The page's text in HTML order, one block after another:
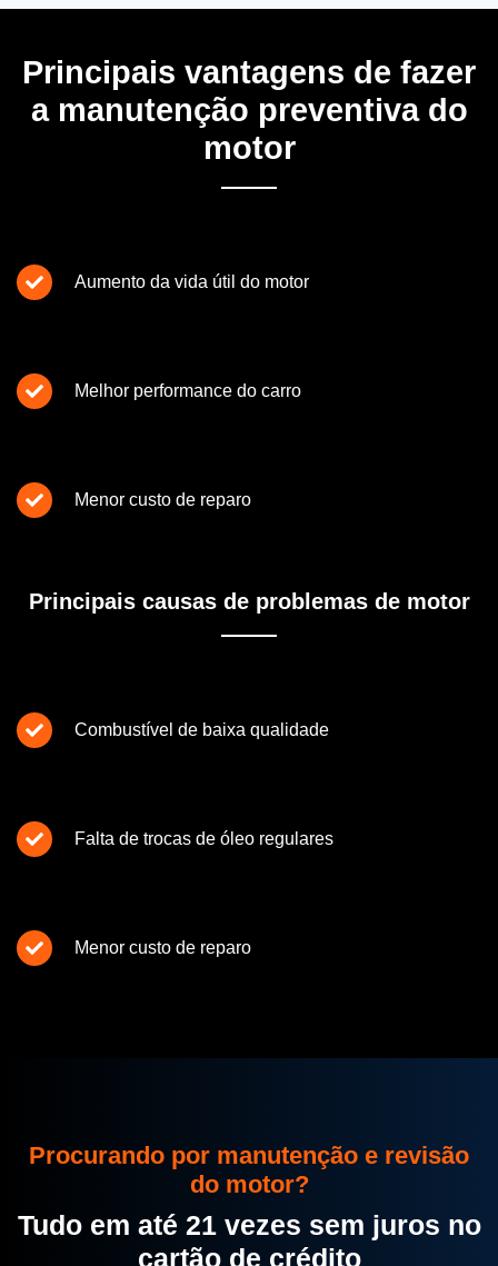
Principais vantagens de fazer
a manutenção preventiva do
motor
Aumento da vida útil do motor
Melhor performance do carro
Menor custo de reparo
Principais causas de problemas de motor
Combustível de baixa qualidade
Falta de trocas de óleo regulares
Menor custo de reparo
Procurando por manutenção e revisão
do motor?
Tudo em até 21 vezes sem juros no
cartão de crédito